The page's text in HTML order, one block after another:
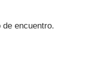
de encuentro.